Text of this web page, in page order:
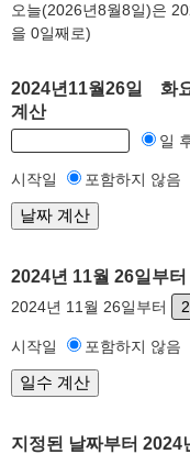
오늘(2026년8월8일)은
을 0일째로)
2024년11월26일 화
계산
일
시작일 포함하지 않음
2024년 11월 26일부
2024년 11월 26일부터
시작일 포함하지 않음
지정된 날짜부터 2024